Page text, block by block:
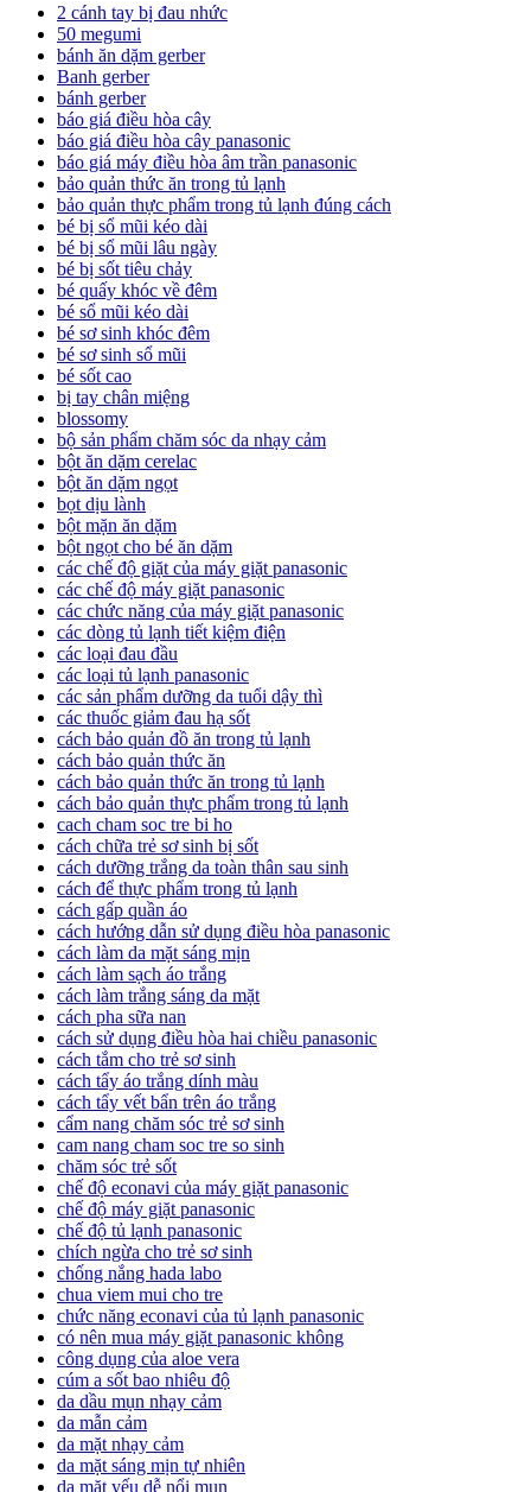
2 cánh tay bị đau nhức
50 megumi
bánh ăn dặm gerber
Banh gerber
bánh gerber
báo giá điều hòa cây
báo giá điều hòa cây panasonic
báo giá máy điều hòa âm trần panasonic
bảo quản thức ăn trong tủ lạnh
bảo quản thực phẩm trong tủ lạnh đúng cách
bé bị sổ mũi kéo dài
bé bị sổ mũi lâu ngày
bé bị sốt tiêu chảy
bé quấy khóc về đêm
bé sổ mũi kéo dài
bé sơ sinh khóc đêm
bé sơ sinh sổ mũi
bé sốt cao
bị tay chân miệng
blossomy
bộ sản phẩm chăm sóc da nhạy cảm
bột ăn dặm cerelac
bột ăn dặm ngọt
bọt dịu lành
bột mặn ăn dặm
bột ngọt cho bé ăn dặm
các chế độ giặt của máy giặt panasonic
các chế độ máy giặt panasonic
các chức năng của máy giặt panasonic
các dòng tủ lạnh tiết kiệm điện
các loại đau đầu
các loại tủ lạnh panasonic
các sản phẩm dưỡng da tuổi dậy thì
các thuốc giảm đau hạ sốt
cách bảo quản đồ ăn trong tủ lạnh
cách bảo quản thức ăn
cách bảo quản thức ăn trong tủ lạnh
cách bảo quản thực phẩm trong tủ lạnh
cach cham soc tre bi ho
cách chữa trẻ sơ sinh bị sốt
cách dưỡng trắng da toàn thân sau sinh
cách để thực phẩm trong tủ lạnh
cách gấp quần áo
cách hướng dẫn sử dụng điều hòa panasonic
cách làm da mặt sáng mịn
cách làm sạch áo trắng
cách làm trắng sáng da mặt
cách pha sữa nan
cách sử dụng điều hòa hai chiều panasonic
cách tắm cho trẻ sơ sinh
cách tẩy áo trắng dính màu
cách tẩy vết bẩn trên áo trắng
cẩm nang chăm sóc trẻ sơ sinh
cam nang cham soc tre so sinh
chăm sóc trẻ sốt
chế độ econavi của máy giặt panasonic
chế độ máy giặt panasonic
chế độ tủ lạnh panasonic
chích ngừa cho trẻ sơ sinh
chống nắng hada labo
chua viem mui cho tre
chức năng econavi của tủ lạnh panasonic
có nên mua máy giặt panasonic không
công dụng của aloe vera
cúm a sốt bao nhiêu độ
da dầu mụn nhạy cảm
da mẫn cảm
da mặt nhạy cảm
da mặt sáng mịn tự nhiên
da mặt yếu dễ nổi mụn